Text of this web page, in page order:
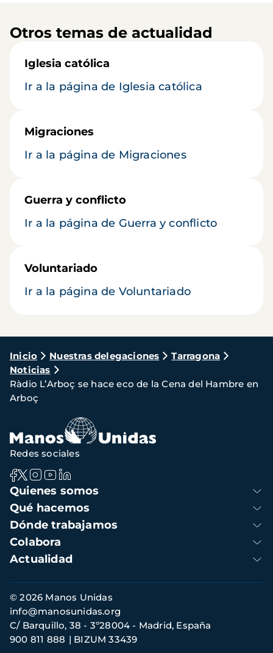
Otros temas de actualidad
Iglesia católica
Ir a la página de Iglesia católica
Migraciones
Ir a la página de Migraciones
Guerra y conflicto
Ir a la página de Guerra y conflicto
Voluntariado
Ir a la página de Voluntariado
Ruta
de
navegación
Inicio Nuestras delegaciones
Tarragona
Noticias
Ràdio L’Arboç se hace eco de la Cena del Hambre en
Arboç
Navegación
principal
Quienes somos
Qué hacemos
Dónde trabajamos
Colabora
Actualidad
Redes sociales
Información
de
contacto
© 2026 Manos Unidas
C/ Barquillo, 38 - 3º28004 - Madrid, España
900 811 888
BIZUM 33439
info@manosunidas.org